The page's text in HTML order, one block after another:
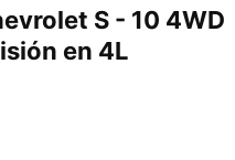
S - 10 4WD
en 4L